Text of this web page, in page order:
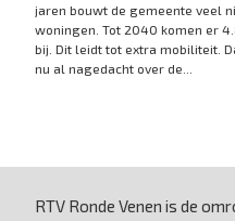
jaren bouwt de gemeente veel
woningen. Tot 2040 komen er
bij. Dit leidt tot extra mobiliteit.
nu al nagedacht over de...
RTV Ronde Venen is de